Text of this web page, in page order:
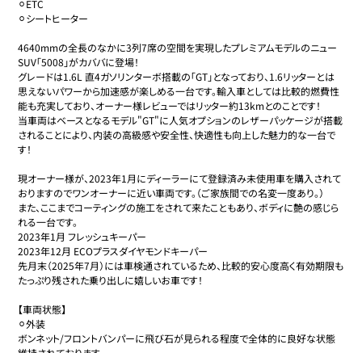
⚪︎ETC
⚪︎シートヒーター
4640mmの全長のなかに3列7席の空間を実現したプレミアムモデルのニュー
SUV「5008」がカババに登場！
グレードは1.6L 直4ガソリンターボ搭載の「GT」となっており、1.6リッターとは
思えないパワーから加速感が楽しめる一台です。輸入車としては比較的燃費性
能も充実しており、オーナー様レビューではリッター約13kmとのことです！
当車両はベースとなるモデル"GT"に人気オプションのレザーパッケージが搭載
されることにより、内装の高級感や安全性、快適性も向上した魅力的な一台で
す！
現オーナー様が、2023年1月にディーラーにて登録済み未使用車を購入されて
おりますのでワンオーナーに近い車両です。（ご家族間での名変一度あり。）
また、ここまでコーティングの施工をされて来たこともあり、ボディに艶の感じら
れる一台です。
2023年1月 フレッシュキーパー
2023年12月 ECOプラスダイヤモンドキーパー
先月末（2025年7月）には車検通されているため、比較的安心度高く有効期限も
たっぷり残された乗り出しに嬉しいお車です！
【車両状態】
⚪︎外装
ボンネット/フロントバンパーに飛び石が見られる程度で全体的に良好な状態